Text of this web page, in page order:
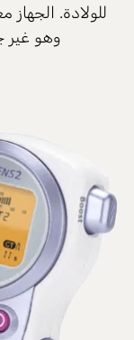
للولادة.
وهو غير